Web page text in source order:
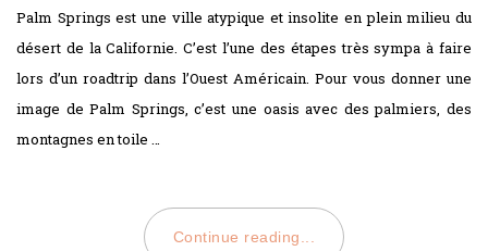
Palm Springs est une ville atypique et insolite en plein milieu du
désert de la Californie. C’est l’une des étapes très sympa à faire
lors d’un roadtrip dans l’Ouest Américain. Pour vous donner une
image de Palm Springs, c’est une oasis avec des palmiers, des
montagnes en toile …
Continue reading...